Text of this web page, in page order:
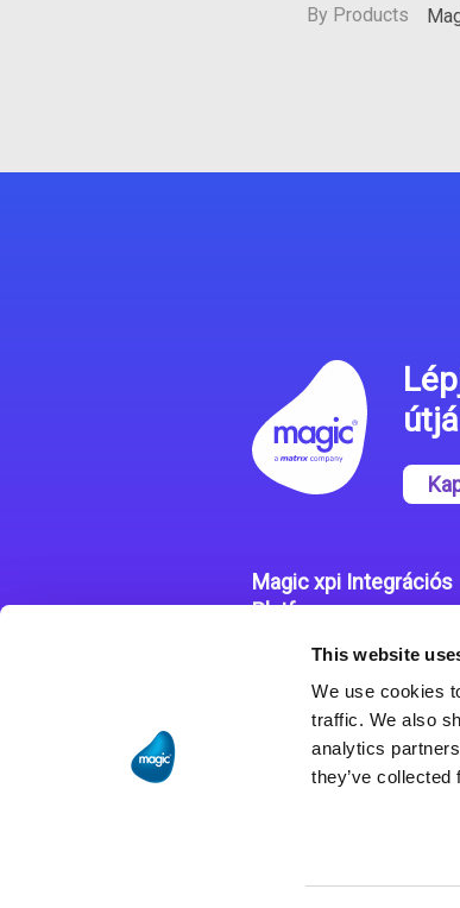
This website
We use cookies
traffic. We also
analytics
they’ve
By Products
Magic xpi Integrációs
Platform
Integrációs Platform
Sikertörténetek